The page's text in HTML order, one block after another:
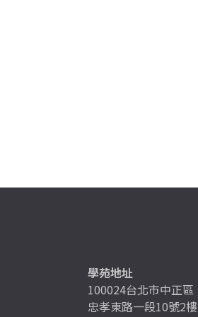
學苑地址
100024台北市中正區
忠孝東路一段10號2樓